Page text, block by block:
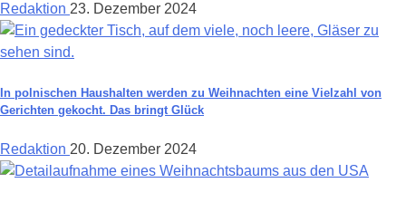
Redaktion 23. Dezember 2024
In polnischen Haushalten werden zu Weihnachten eine Vielzahl von
Gerichten gekocht. Das bringt Glück
Redaktion 20. Dezember 2024